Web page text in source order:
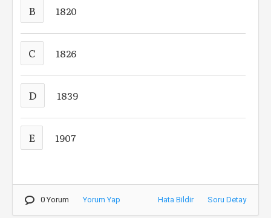
B 1820
C 1826
D 1839
E 1907
0 Yorum Yorum Yap Hata Bildir Soru Detay